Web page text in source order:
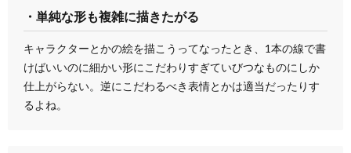
・単純な形も複雑に描きたがる
キャラクターとかの絵を描こうってなったとき、1本の線で書
けばいいのに細かい形にこだわりすぎていびつなものにしか
仕上がらない。逆にこだわるべき表情とかは適当だったりす
るよね。